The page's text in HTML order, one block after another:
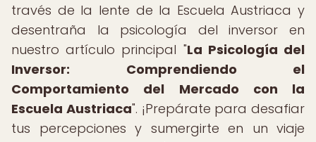
través de la lente de la Escuela Austriaca y
desentraña la psicología del inversor en
nuestro artículo principal "La Psicología del
Inversor: Comprendiendo el
Comportamiento del Mercado con la
Escuela Austriaca". ¡Prepárate para desafiar
tus percepciones y sumergirte en un viaje